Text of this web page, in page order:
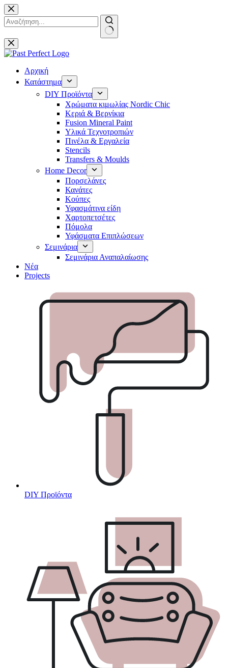
Μετάβαση
στο
περιεχόμενο
No
results
Αρχική
Κατάστημα
DIY Προϊόντα
Χρώματα κιμωλίας Nordic Chic
Κεριά & Βερνίκια
Fusion Mineral Paint
Υλικά Τεχνοτροπιών
Πινέλα & Εργαλεία
Stencils
Transfers & Moulds
Home Decor
Πορσελάνες
Κανάτες
Κούπες
Υφασμάτινα είδη
Χαρτοπετσέτες
Πόμολα
Υφάσματα Επιπλώσεων
Σεμινάρια
Σεμινάρια Αναπαλαίωσης
Νέα
Projects
DIY Προϊόντα